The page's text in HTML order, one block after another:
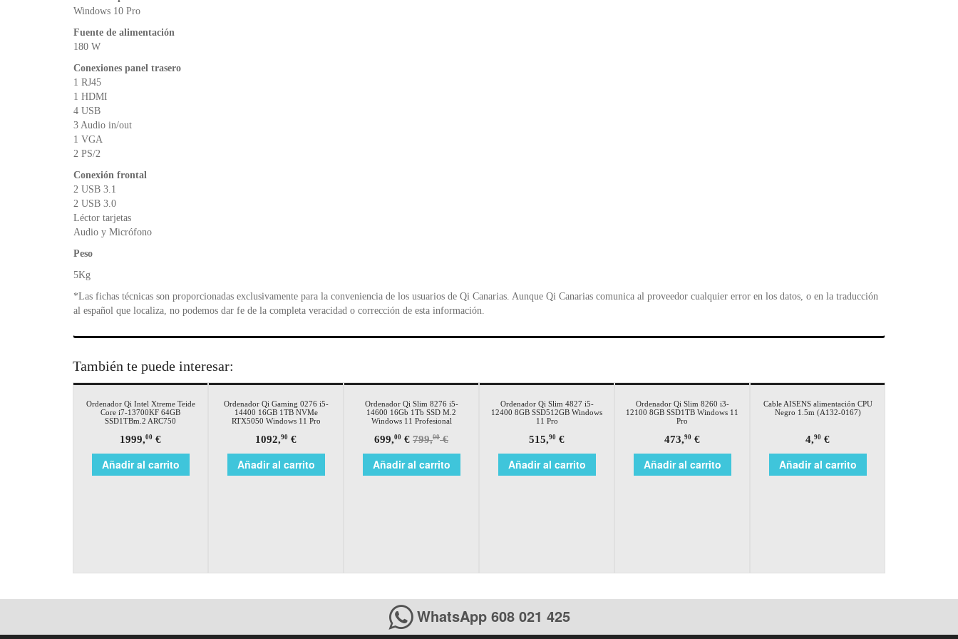
Windows 10 Pro
Fuente de alimentación
180 W
Conexiones panel trasero
1 RJ45
1 HDMI
4 USB
3 Audio in/out
1 VGA
2 PS/2
Conexión frontal
2 USB 3.1
2 USB 3.0
Léctor tarjetas
Audio y Micrófono
Peso
5Kg
*Las fichas técnicas son proporcionadas exclusivamente para la conveniencia de los usuarios de Qi Canarias. Aunque Qi Canarias comunica al proveedor cualquier error en los datos, o en la traducción
al español que localiza, no podemos dar fe de la completa veracidad o corrección de esta información.
También te puede interesar:
Ordenador Qi Intel Xtreme Teide
Core i7-13700KF 64GB
SSD1TBm.2 ARC750
1999,00 €
Añadir al carrito
Ordenador Qi Gaming 0276 i5-
14400 16GB 1TB NVMe
RTX5050 Windows 11 Pro
1092,90 €
Añadir al carrito
¡Oferta!
Ordenador Qi Slim 8276 i5-
14600 16Gb 1Tb SSD M.2
Windows 11 Profesional
699,00 € 799,00€
Añadir al carrito
Ordenador Qi Slim 4827 i5-
12400 8GB SSD512GB Windows
11 Pro
515,90 €
Añadir al carrito
Ordenador Qi Slim 8260 i3-
12100 8GB SSD1TB Windows 11
Pro
473,90 €
Añadir al carrito
Cable AISENS alimentación CPU
Negro 1.5m (A132-0167)
4,90 €
Añadir al carrito
WhatsApp 608 021 425